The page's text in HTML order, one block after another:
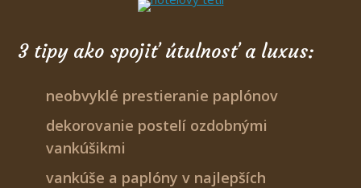
3 tipy ako spojiť útulnosť a luxus:
neobvyklé prestieranie paplónov
dekorovanie postelí ozdobnými
vankúšikmi
vankúše a paplóny v najlepších